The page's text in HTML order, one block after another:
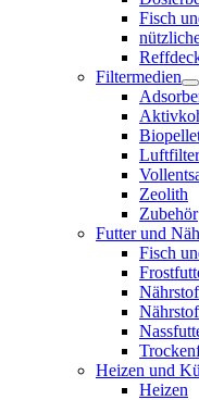
Fisch
Filtermedien
Zeolith
Zubehör
Futter und
Fisch
Heizen und
Heizen